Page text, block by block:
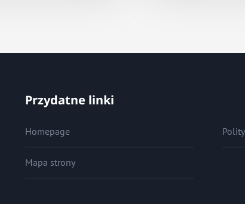
Przydatne linki
Homepage
Mapa strony